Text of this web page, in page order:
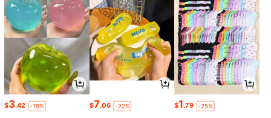
$3.42 -19% $7.06 -22% $1.79 -25%